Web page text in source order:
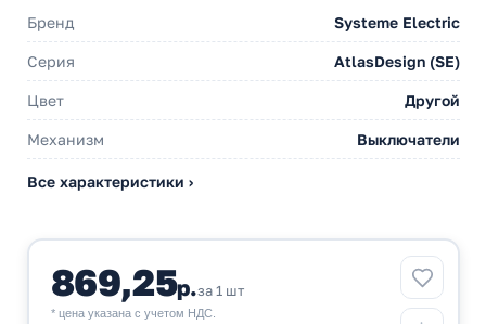
Бренд Systeme Electric
Серия AtlasDesign (SE)
Цвет Другой
Механизм Выключатели
Все характеристики ›
869,25р.за 1 шт
* цена указана с учетом НДС.